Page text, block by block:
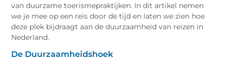
van duurzame toerismepraktijken. In dit artikel nemen
we je mee op een reis door de tijd en laten we zien hoe
deze plek bijdraagt aan de duurzaamheid van reizen in
Nederland.
De Duurzaamheidshoek